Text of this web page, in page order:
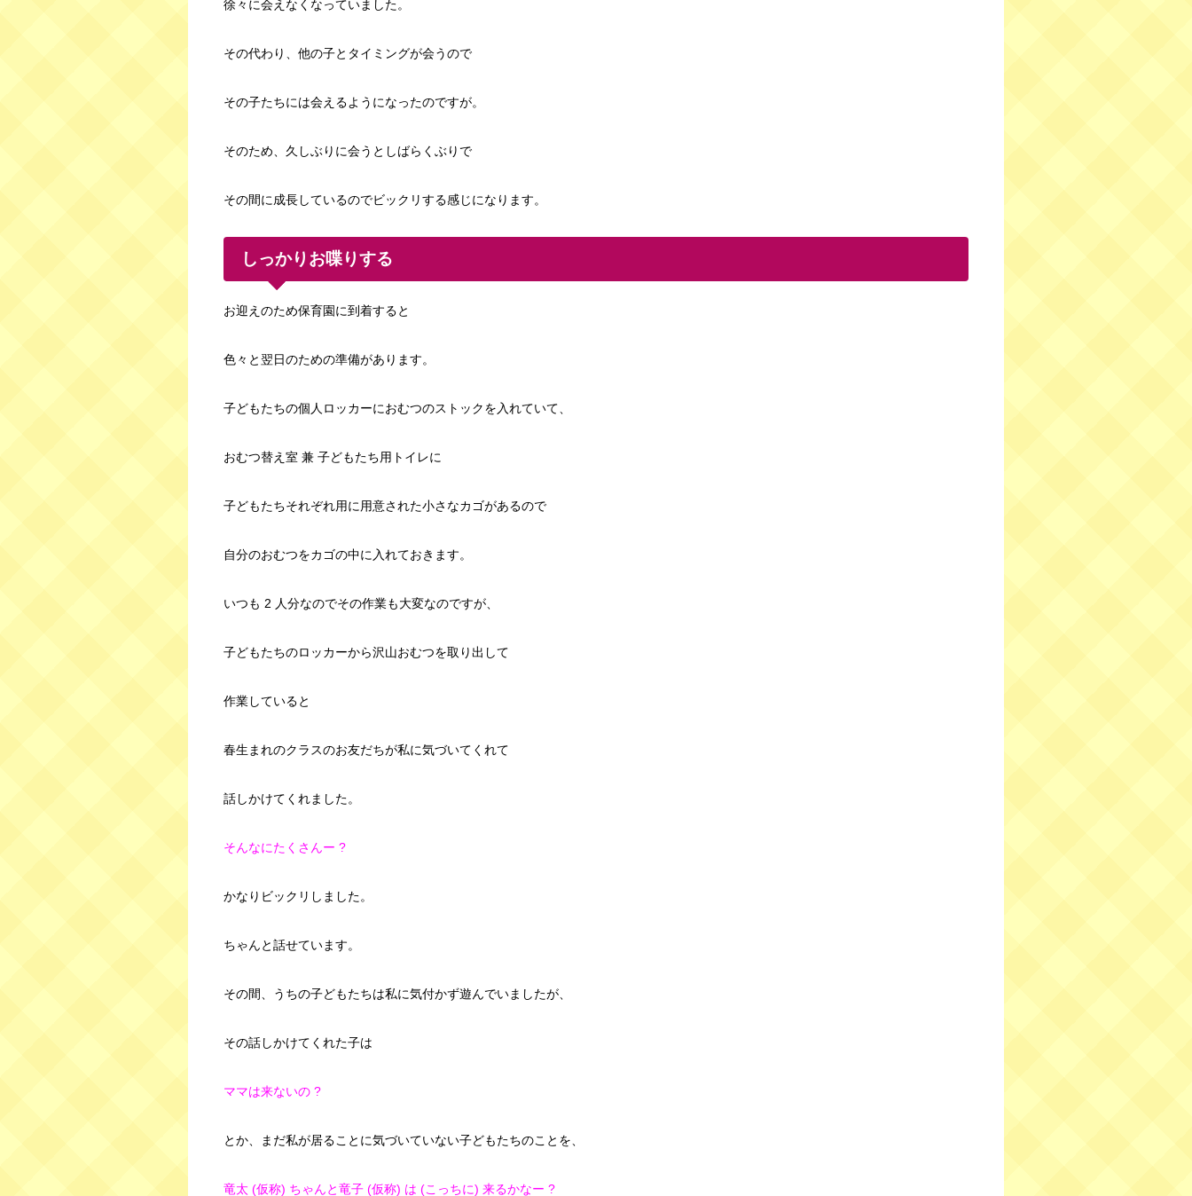
徐々に会えなくなっていました。
その代わり、他の子とタイミングが会うので
その子たちには会えるようになったのですが。
そのため、久しぶりに会うとしばらくぶりで
その間に成長しているのでビックリする感じになります。
しっかりお喋りする
お迎えのため保育園に到着すると
色々と翌日のための準備があります。
子どもたちの個人ロッカーにおむつのストックを入れていて、
おむつ替え室 兼 子どもたち用トイレに
子どもたちそれぞれ用に用意された小さなカゴがあるので
自分のおむつをカゴの中に入れておきます。
いつも 2 人分なのでその作業も大変なのですが、
子どもたちのロッカーから沢山おむつを取り出して
作業していると
春生まれのクラスのお友だちが私に気づいてくれて
話しかけてくれました。
そんなにたくさんー ?
かなりビックリしました。
ちゃんと話せています。
その間、うちの子どもたちは私に気付かず遊んでいましたが、
その話しかけてくれた子は
ママは来ないの ?
とか、 まだ私が居ることに気づいていない子どもたちのことを、
竜太 (仮称) ちゃんと竜子 (仮称) は (こっちに) 来るかなー ?